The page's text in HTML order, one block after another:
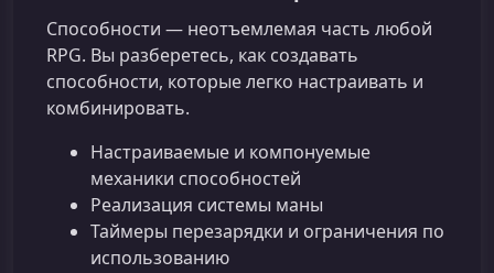
Способности — неотъемлемая часть любой
RPG. Вы разберетесь, как создавать
способности, которые легко настраивать и
комбинировать.
Настраиваемые и компонуемые
механики способностей
Реализация системы маны
Таймеры перезарядки и ограничения по
использованию